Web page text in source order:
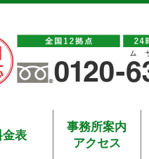
表
事務所案内
アクセス